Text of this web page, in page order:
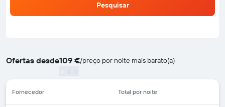
Pesquisar
Ofertas desde109 €/preço por noite mais barato(a)
Fornecedor Total por noite